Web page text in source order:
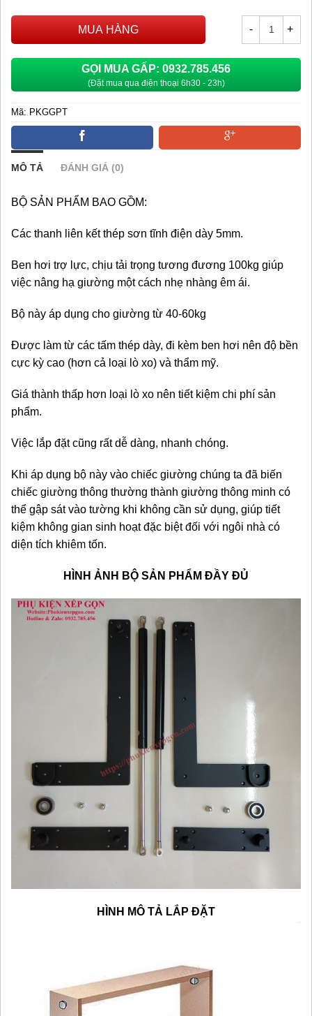
MUA HÀNG
GỌI MUA GẤP: 0932.785.456
(Đặt mua qua điện thoại 6h30 - 23h)
Mã: PKGGPT
Danh mục:
PHỤ KIỆN GIƯỜNG XẾP GỌN
MÔ TẢ ĐÁNH GIÁ (0)
BỘ SẢN PHẨM BAO GỒM:
Các thanh liên kết thép sơn tĩnh điện dày 5mm.
Ben hơi trợ lực, chịu tải trọng tương đương 100kg giúp
việc nâng hạ giường một cách nhẹ nhàng êm ái.
Bộ này áp dụng cho giường từ 40-60kg
Được làm từ các tấm thép dày, đi kèm ben hơi nên độ bền
cực kỳ cao (hơn cả loại lò xo) và thẩm mỹ.
Giá thành thấp hơn loại lò xo nên tiết kiệm chi phí sản
phẩm.
Việc lắp đặt cũng rất dễ dàng, nhanh chóng.
Khi áp dụng bộ này vào chiếc giường chúng ta đã biến
chiếc giường thông thường thành giường thông minh có
thể gập sát vào tường khi không cần sử dụng, giúp tiết
kiệm không gian sinh hoạt đặc biệt đối với ngôi nhà có
diện tích khiêm tốn.
HÌNH ẢNH BỘ SẢN PHẨM ĐẦY ĐỦ
HÌNH MÔ TẢ LẮP ĐẶT